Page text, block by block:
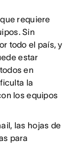
requiere
Sin
todo el país, y
estar
en
la
los equipos
las hojas de
para